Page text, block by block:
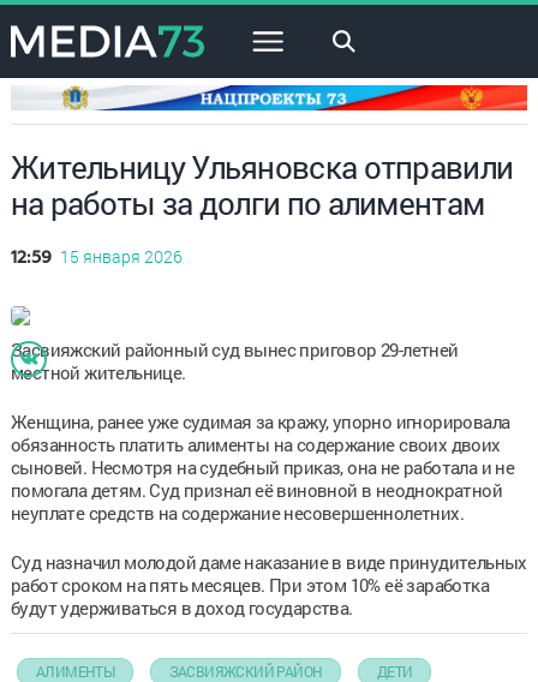
×
Жительницу Ульяновска отправили
на работы за долги по алиментам
12:59 15 января 2026
Засвияжский районный суд вынес приговор 29-летней
местной жительнице.
Женщина, ранее уже судимая за кражу, упорно игнорировала
обязанность платить алименты на содержание своих двоих
сыновей. Несмотря на судебный приказ, она не работала и не
помогала детям. Суд признал её виновной в неоднократной
неуплате средств на содержание несовершеннолетних.
Суд назначил молодой даме наказание в виде принудительных
работ сроком на пять месяцев. При этом 10% её заработка
будут удерживаться в доход государства.
АЛИМЕНТЫ ЗАСВИЯЖСКИЙ РАЙОН ДЕТИ